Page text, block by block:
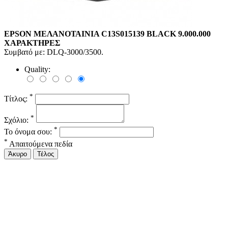
EPSON ΜΕΛΑΝΟΤΑΙΝΙΑ C13S015139 BLACK 9.000.000
ΧΑΡΑΚΤΗΡΕΣ
Συμβατό με: DLQ-3000/3500.
Quality:
Τίτλος: *
Σχόλιο: *
Το όνομα σου: *
* Απαιτούμενα πεδία
Άκυρο Τέλος